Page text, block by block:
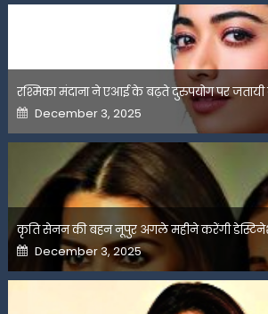
रश्मिका मंदाना ने एआई के बढ़ते दुरुपयोग पर जतायी
Posted
on
December 3, 2025
कृति सेनन की बहन नूपुर अगले महीने करेंगी
Posted
on
December 3, 2025